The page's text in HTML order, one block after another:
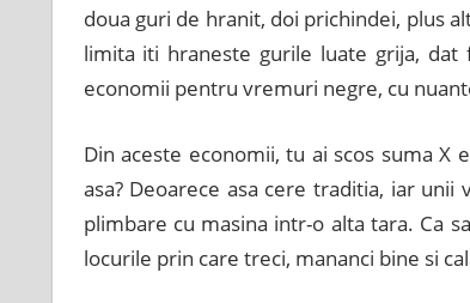
doua guri de hranit, doi prichindei, plus
limita iti hraneste gurile luate grija,
economii pentru vremuri negre, cu
Din aceste economii, tu ai scos suma X
asa? Deoarece asa cere traditia, iar
plimbare cu masina intr-o alta tara. Ca
locurile prin care treci, mananci bine si